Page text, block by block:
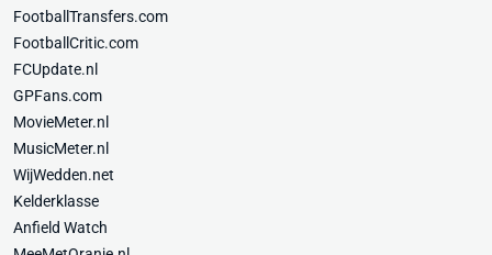
FootballTransfers.com
FootballCritic.com
FCUpdate.nl
GPFans.com
MovieMeter.nl
MusicMeter.nl
WijWedden.net
Kelderklasse
Anfield Watch